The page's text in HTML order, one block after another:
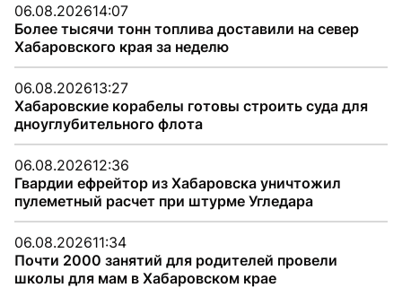
06.08.202614:07
Более тысячи тонн топлива доставили на север
Хабаровского края за неделю
06.08.202613:27
Хабаровские корабелы готовы строить суда для
дноуглубительного флота
06.08.202612:36
Гвардии ефрейтор из Хабаровска уничтожил
пулеметный расчет при штурме Угледара
06.08.202611:34
Почти 2000 занятий для родителей провели
школы для мам в Хабаровском крае